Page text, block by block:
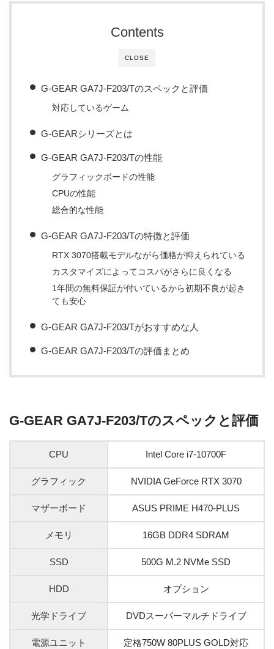
CLOSE
Contents
G-GEAR GA7J-F203/Tのスペックと評価
対応しているゲーム
G-GEARシリーズとは
G-GEAR GA7J-F203/Tの性能
グラフィックボードの性能
CPUの性能
総合的な性能
G-GEAR GA7J-F203/Tの特徴と評価
RTX 3070搭載モデルながら価格が抑えられている
カスタマイズによってコスパがさらに良くなる
1年間の無料保証が付いているから初期不良が起き
ても安心
G-GEAR GA7J-F203/Tがおすすめな人
G-GEAR GA7J-F203/Tの評価まとめ
G-GEAR GA7J-F203/Tのスペックと評価
CPU Intel Core i7-10700F
グラフィック NVIDIA GeForce RTX 3070
マザーボード ASUS PRIME H470-PLUS
メモリ 16GB DDR4 SDRAM
SSD 500G M.2 NVMe SSD
HDD オプション
光学ドライブ DVDスーパーマルチドライブ
電源ユニット 定格750W 80PLUS GOLD対応